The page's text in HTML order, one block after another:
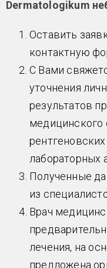
Dermatologikum
Оставить
контактную
С Вами
уточнения
результатов
медицинского
лабораторных
Полученные
из
Врач
лечения, на
предложена